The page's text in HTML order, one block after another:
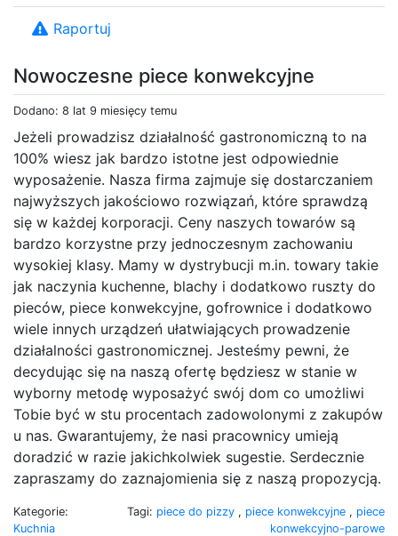
Nowoczesne piece konwekcyjne
Dodano: 8 lat 9 miesięcy temu
Jeżeli prowadzisz działalność gastronomiczną to na
100% wiesz jak bardzo istotne jest odpowiednie
wyposażenie. Nasza firma zajmuje się dostarczaniem
najwyższych jakościowo rozwiązań, które sprawdzą
się w każdej korporacji. Ceny naszych towarów są
bardzo korzystne przy jednoczesnym zachowaniu
wysokiej klasy. Mamy w dystrybucji m.in. towary takie
jak naczynia kuchenne, blachy i dodatkowo ruszty do
pieców, piece konwekcyjne, gofrownice i dodatkowo
wiele innych urządzeń ułatwiających prowadzenie
działalności gastronomicznej. Jesteśmy pewni, że
decydując się na naszą ofertę będziesz w stanie w
wyborny metodę wyposażyć swój dom co umożliwi
Tobie być w stu procentach zadowolonymi z zakupów
u nas. Gwarantujemy, że nasi pracownicy umieją
doradzić w razie jakichkolwiek sugestie. Serdecznie
zapraszamy do zaznajomienia się z naszą propozycją.
Kategorie:
Kuchnia
Tagi: piece do pizzy , piece konwekcyjne , piece
konwekcyjno-parowe
Raportuj